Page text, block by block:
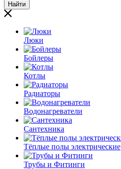
Найти
Люки
Бойлеры
Котлы
Радиаторы
Водонагреватели
Сантехника
Тёплые полы электрические
Трубы и Фитинги